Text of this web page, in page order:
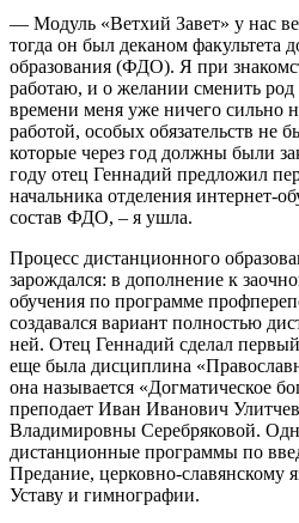
— Модуль «Ветхий Завет» у нас
тогда он был деканом факультета
образования (ФДО). Я при
работаю, и о желании сменить род
времени меня уже ничего сильно
работой, особых обязательств не
которые через год должны были
году отец Геннадий предложил
начальника отделения интернет-
состав ФДО, – я ушла.
Процесс дистанционного
зарождался: в дополнение к
обучения по программе
создавался вариант полностью
ней. Отец Геннадий сделал
еще была дисциплина
она называется «Догматическое
преподает Иван Иванович
Владимировны Серебряковой.
дистанционные программы по
Предание, церковно-славянскому
Уставу и гимнографии.